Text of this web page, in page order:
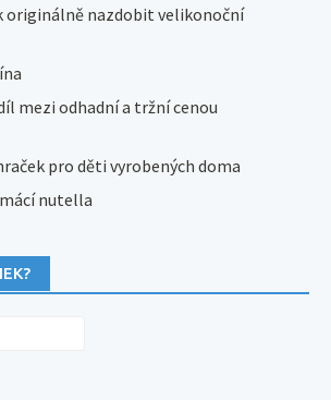
originálně nazdobit velikonoční
mezi odhadní a tržní cenou
pro děti vyrobených doma
nutella